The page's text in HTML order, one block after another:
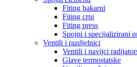
Fiting bakarni
Fiting crni
Fiting press
Spojni i specijalizirani
Ventili i razdjelnici
Ventili i navijci
Glave termostatske